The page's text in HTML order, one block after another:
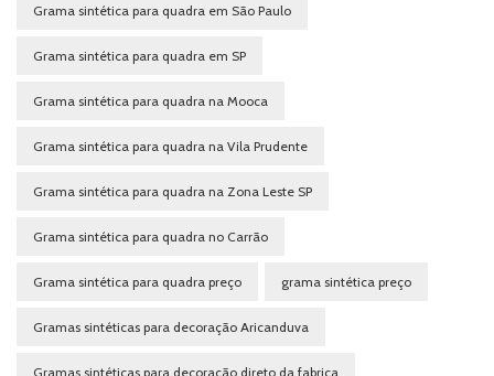
Grama sintética para quadra em São Paulo
Grama sintética para quadra em SP
Grama sintética para quadra na Mooca
Grama sintética para quadra na Vila Prudente
Grama sintética para quadra na Zona Leste SP
Grama sintética para quadra no Carrão
Grama sintética para quadra preço grama sintética preço
Gramas sintéticas para decoração Aricanduva
Gramas sintéticas para decoração direto da fabrica